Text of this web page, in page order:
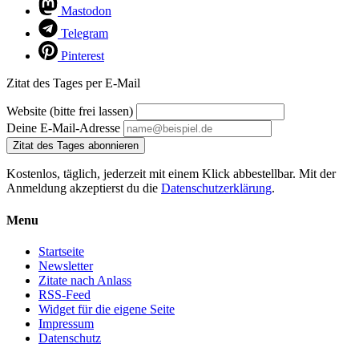
Mastodon
Telegram
Pinterest
Zitat des Tages per E-Mail
Website (bitte frei lassen)
Deine E-Mail-Adresse
Zitat des Tages abonnieren
Kostenlos, täglich, jederzeit mit einem Klick abbestellbar. Mit der
Anmeldung akzeptierst du die Datenschutzerklärung.
Menu
Startseite
Newsletter
Zitate nach Anlass
RSS-Feed
Widget für die eigene Seite
Impressum
Datenschutz